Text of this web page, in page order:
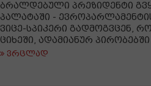
ბრალდებული პრეზიდენტი
პალატაში -
ვიცე-სპიკერი გადმოგვცენ,
ციხეში, ადამიანურ
ვრცლად